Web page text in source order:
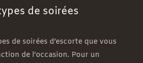
de soirées
de soirées d’escorte que vous
de l’occasion. Pour un